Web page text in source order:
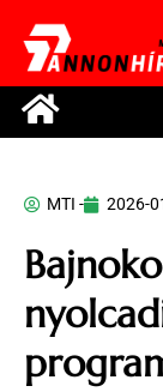
MTI - 2026-